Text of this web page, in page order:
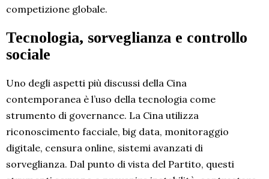
competizione globale.
Tecnologia, sorveglianza e controllo
sociale
Uno degli aspetti più discussi della Cina
contemporanea è l’uso della tecnologia come
strumento di governance. La Cina utilizza
riconoscimento facciale, big data, monitoraggio
digitale, censura online, sistemi avanzati di
sorveglianza. Dal punto di vista del Partito, questi